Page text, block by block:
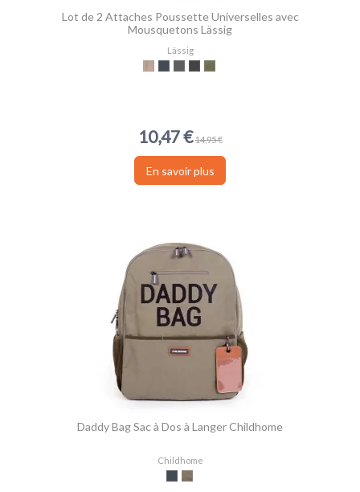
Lot de 2 Attaches Poussette Universelles avec
Mousquetons Lässig
Lässig
10,47 € 14,95 €
Beige
NoirGrisAnthracite
Olive
En savoir plus
Daddy Bag Sac à Dos à Langer Childhome
Childhome
NoirKaki